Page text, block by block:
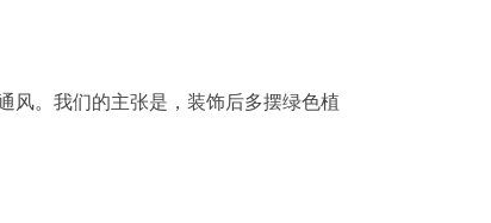
风。我们的主张是，装饰后多摆绿色植